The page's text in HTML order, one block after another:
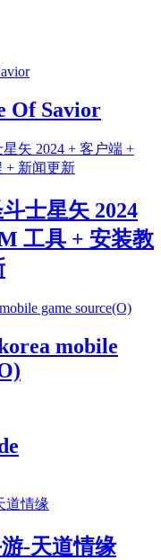
Of Savior
士星矢 2024
工具 + 安装教
mobile
-天道情缘